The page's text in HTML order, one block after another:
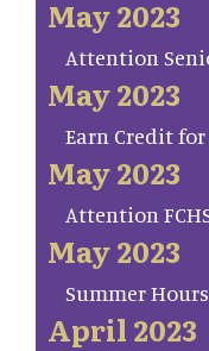
May 2023
Attention
May 2023
Earn Credit for
May 2023
Attention
May 2023
Summer
April 2023